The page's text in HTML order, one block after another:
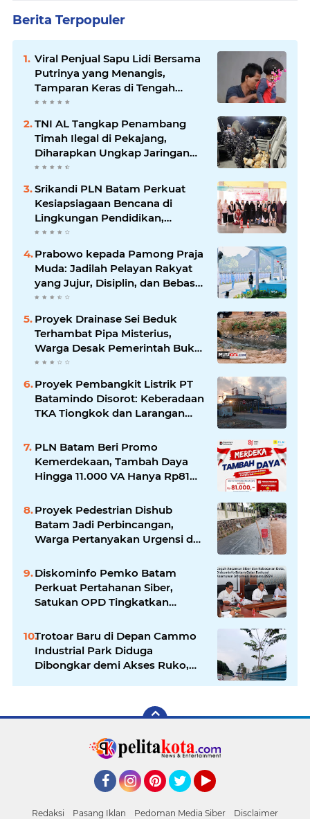
Berita Terpopuler
Viral Penjual Sapu Lidi Bersama
Putrinya yang Menangis,
Tamparan Keras di Tengah
Maraknya Korupsi
TNI AL Tangkap Penambang
Timah Ilegal di Pekajang,
Diharapkan Ungkap Jaringan
hingga Dalang Utama
Srikandi PLN Batam Perkuat
Kesiapsiagaan Bencana di
Lingkungan Pendidikan,
Serahkan APAR dan Rambu K3
Prabowo kepada Pamong Praja
Muda: Jadilah Pelayan Rakyat
yang Jujur, Disiplin, dan Bebas
Korupsi
Proyek Drainase Sei Beduk
Terhambat Pipa Misterius,
Warga Desak Pemerintah Buka
Hasil Uji Sampel Air
Proyek Pembangkit Listrik PT
Batamindo Disorot: Keberadaan
TKA Tiongkok dan Larangan
Perhatian
PLN Batam Beri Promo
Kemerdekaan, Tambah Daya
Hingga 11.000 VA Hanya Rp81
Proyek Pedestrian Dishub
Batam Jadi Perbincangan,
Warga Pertanyakan Urgensi dan
Diskominfo Pemko Batam
Perkuat Pertahanan Siber,
Satukan OPD Tingkatkan
Pemerintah
Trotoar Baru di Depan Cammo
Industrial Park Diduga
Dibongkar demi Akses Ruko,
Redaksi Pasang Iklan Pedoman Media Siber Disclaimer